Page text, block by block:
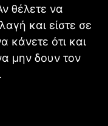
θέλετε να
και είστε σε
κάνετε ότι και
μην δουν τον